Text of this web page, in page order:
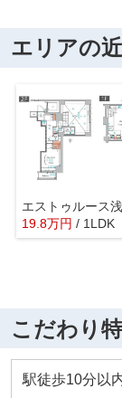
エリアの
エストゥルース
19.8万円 / 1LDK
こだわり
駅徒歩10分以